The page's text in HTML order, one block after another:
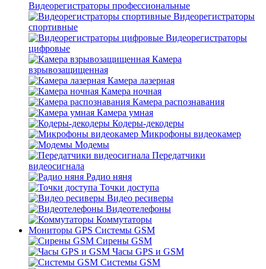
Видеорегистраторы профессиональные
Видеорегистраторы
спортивные
Видеорегистраторы
цифровые
Камера
взрывозащищенная
Камера лазерная
Камера ночная
Камера распознавания
Камера умная
Кодеры-декодеры
Микрофоны видеокамер
Модемы
Передатчики
видеосигнала
Радио няня
Точки доступа
Видео ресиверы
Видеотелефоны
Коммутаторы
Мониторы GPS Системы GSM
Сирены GSM
Часы GPS и GSM
Системы GSM